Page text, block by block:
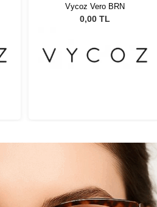
Vycoz Vero BRN
0,00 TL